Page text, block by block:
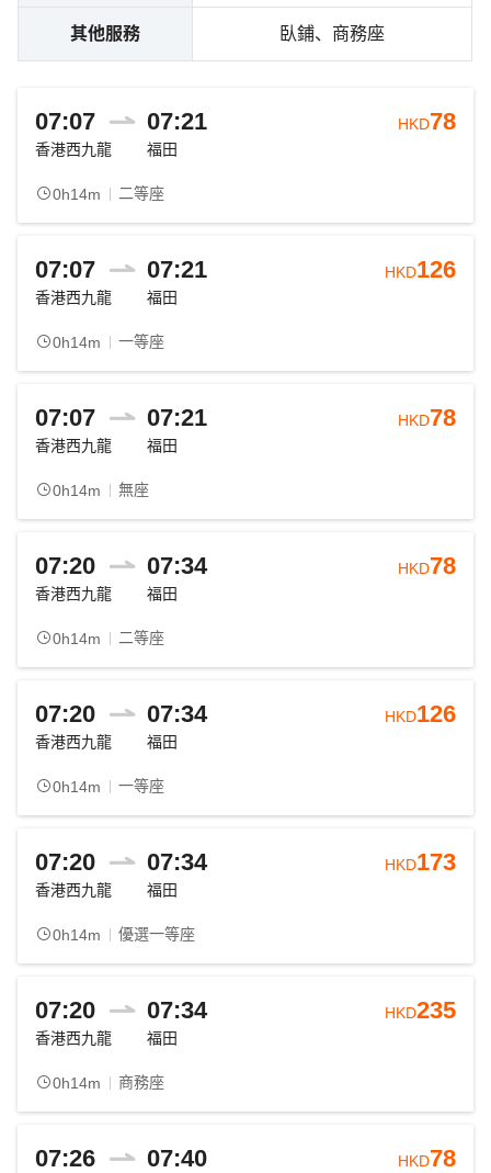
其他服務 臥鋪、商務座
07:07 07:21
香港西九龍 福田
0h14m 二等座
HKD78
07:07 07:21
香港西九龍 福田
0h14m 一等座
HKD126
07:07 07:21
香港西九龍 福田
0h14m 無座
HKD78
07:20 07:34
香港西九龍 福田
0h14m 二等座
HKD78
07:20 07:34
香港西九龍 福田
0h14m 一等座
HKD126
07:20 07:34
香港西九龍 福田
0h14m 優選一等座
HKD173
07:20 07:34
香港西九龍 福田
0h14m 商務座
HKD235
07:26 07:40 HKD78